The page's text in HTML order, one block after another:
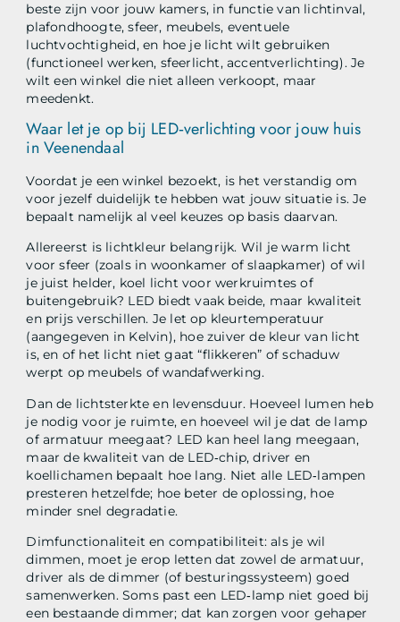
beste zijn voor jouw kamers, in functie van lichtinval,
plafondhoogte, sfeer, meubels, eventuele
luchtvochtigheid, en hoe je licht wilt gebruiken
(functioneel werken, sfeerlicht, accentverlichting). Je
wilt een winkel die niet alleen verkoopt, maar
meedenkt.
Waar let je op bij LED‑verlichting voor jouw huis
in Veenendaal
Voordat je een winkel bezoekt, is het verstandig om
voor jezelf duidelijk te hebben wat jouw situatie is. Je
bepaalt namelijk al veel keuzes op basis daarvan.
Allereerst is lichtkleur belangrijk. Wil je warm licht
voor sfeer (zoals in woonkamer of slaapkamer) of wil
je juist helder, koel licht voor werkruimtes of
buitengebruik? LED biedt vaak beide, maar kwaliteit
en prijs verschillen. Je let op kleurtemperatuur
(aangegeven in Kelvin), hoe zuiver de kleur van licht
is, en of het licht niet gaat “flikkeren” of schaduw
werpt op meubels of wandafwerking.
Dan de lichtsterkte en levensduur. Hoeveel lumen heb
je nodig voor je ruimte, en hoeveel wil je dat de lamp
of armatuur meegaat? LED kan heel lang meegaan,
maar de kwaliteit van de LED‑chip, driver en
koellichamen bepaalt hoe lang. Niet alle LED‑lampen
presteren hetzelfde; hoe beter de oplossing, hoe
minder snel degradatie.
Dimfunctionaliteit en compatibiliteit: als je wil
dimmen, moet je erop letten dat zowel de armatuur,
driver als de dimmer (of besturingssysteem) goed
samenwerken. Soms past een LED‑lamp niet goed bij
een bestaande dimmer; dat kan zorgen voor gehaper